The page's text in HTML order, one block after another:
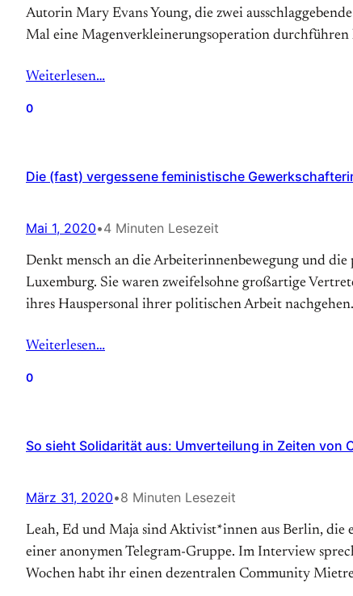
Autorin Mary Evans Young, die zwei
Mal eine Magen­verkleinerungs­operation durchführen
Weiterlesen…
0
Die (fast) vergessene feministische
Mai 1, 2020•4 Minuten Lesezeit
Denkt mensch an die Arbeiterinnenbewegung und
Luxemburg. Sie waren zweifelsohne großartige
ihres Hauspersonal ihrer politischen Arbeit
Weiterlesen…
0
So sieht Solidarität aus: Umverteilung in Zeiten von
März 31, 2020•8 Minuten Lesezeit
Leah, Ed und Maja sind Aktivist*innen aus Berlin,
einer anonymen Telegram-Gruppe. Im Interview
Wochen habt ihr einen dezentralen Community